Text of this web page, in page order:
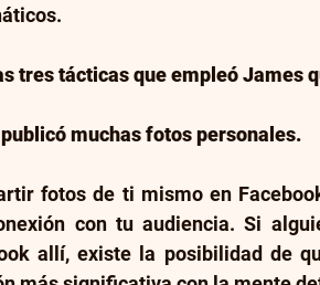
tres tácticas que empleó James
muchas fotos personales.
fotos de ti mismo en
con tu audiencia. Si
allí, existe la posibilidad de